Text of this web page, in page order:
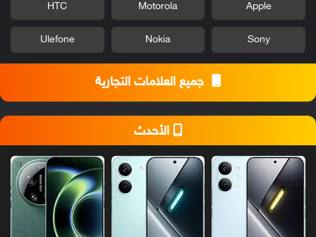
Apple
Motorola
HTC
Sony
Nokia
Ulefone
جميع العلامات التجارية
الأحدث